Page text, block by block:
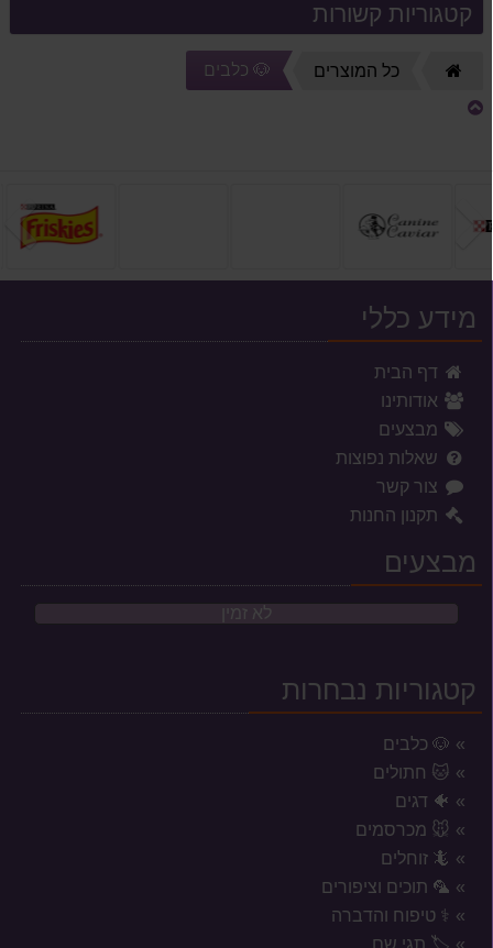
קטגוריות קשורות
כל המוצרים 🐶 כלבים
הקודם
מידע כללי
דף הבית
אודותינו
מבצעים
שאלות נפוצות
צור קשר
תקנון החנות
מבצעים
לא זמין
קטגוריות נבחרות
🐶 כלבים
🐱 חתולים
🐠 דגים
🐭 מכרסמים
🦎 זוחלים
🦜 תוכים וציפורים
⚕️ טיפוח והדברה
🏷️ תגי שם
אזורי משלוח לשקי מזון, אקווריומים